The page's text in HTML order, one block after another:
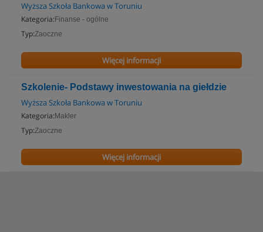
Wyższa Szkoła Bankowa w Toruniu
Kategoria: Finanse - ogólne
Typ:Zaoczne
Więcej informacji
Szkolenie- Podstawy inwestowania na giełdzie
Wyższa Szkoła Bankowa w Toruniu
Kategoria: Makler
Typ:Zaoczne
Więcej informacji